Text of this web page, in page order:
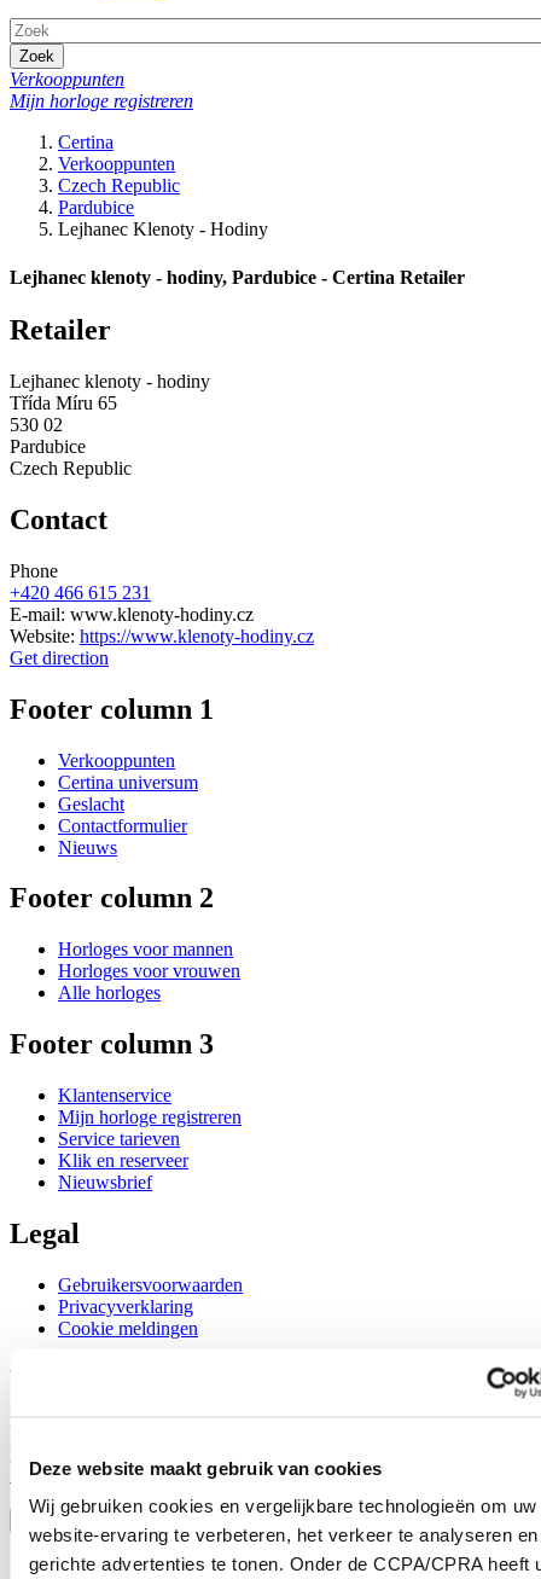
Deze website maakt gebruik van cookies
Wij gebruiken cookies en vergelijkbare technologieën om uw
website-ervaring te verbeteren, het verkeer te analyseren en
gerichte advertenties te tonen. Onder de CCPA/CPRA heeft
Zoek
Verkooppunten
Mijn horloge registreren
Certina
Verkooppunten
Czech Republic
Pardubice
Lejhanec Klenoty - Hodiny
Lejhanec klenoty - hodiny, Pardubice - Certina Retailer
Retailer
Lejhanec klenoty - hodiny
Třída Míru 65
530 02
Pardubice
Czech Republic
Contact
Phone
+420 466 615 231
E-mail: www.klenoty-hodiny.cz
Website: https://www.klenoty-hodiny.cz
Get direction
Footer column 1
Verkooppunten
Certina universum
Geslacht
Contactformulier
Nieuws
Footer column 2
Horloges voor mannen
Horloges voor vrouwen
Alle horloges
Footer column 3
Klantenservice
Mijn horloge registreren
Service tarieven
Klik en reserveer
Nieuwsbrief
Legal
Gebruikersvoorwaarden
Privacyverklaring
Cookie meldingen
Word lid van de CERTINA club
Meld je aan en ontvang exclusieve aanbiedingen en
productrecensies
Schrijf je in!
Selecteer een land/regio
Taalkeuze
Austria